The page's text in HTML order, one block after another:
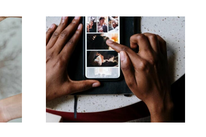
Bedste apps til at
animere fotos til
fængende Facebook-
opslag